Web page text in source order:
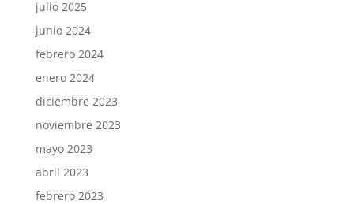
julio 2025
junio 2024
febrero 2024
enero 2024
diciembre 2023
noviembre 2023
mayo 2023
abril 2023
febrero 2023